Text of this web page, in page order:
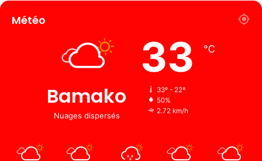
Météo
Bamako
Nuages ​​dispersés
33 ℃
33º - 22º
50%
2.72 km/h